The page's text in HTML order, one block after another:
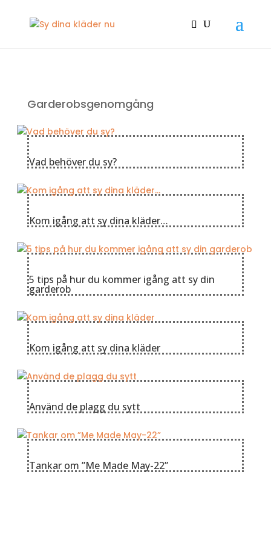
Garderobsgenomgång
Vad behöver du sy?
Kom igång att sy dina kläder…
5 tips på hur du kommer igång att sy din
garderob
Kom igång att sy dina kläder
Använd de plagg du sytt
Tankar om ”Me Made May-22”